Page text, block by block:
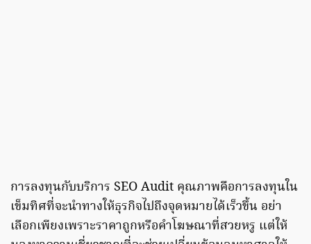
การลงทุนกับบริการ SEO Audit คุณภาพคือการลงทุนใน
เข็มทิศที่จะนำทางให้ธุรกิจไปถึงจุดหมายได้เร็วขึ้น อย่า
เลือกเพียงเพราะราคาถูกหรือคำโฆษณาที่สวยหรู แต่ให้